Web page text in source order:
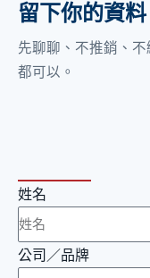
留下你的資
先聊聊、不推銷、
都可以。
姓名
公司／品牌